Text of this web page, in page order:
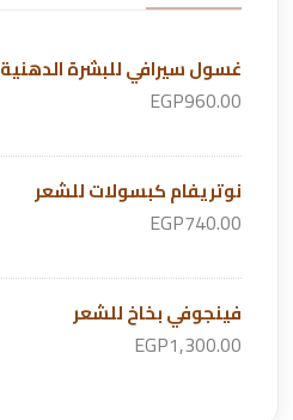
غسول سيرافي للبشرة الدهنية
EGP960.00
نوتريفام كبسولات للشعر
EGP740.00
فينجوفي بخاخ للشعر
EGP1,300.00